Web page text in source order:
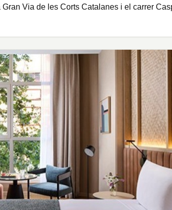
Via de les Corts Catalanes i el carrer